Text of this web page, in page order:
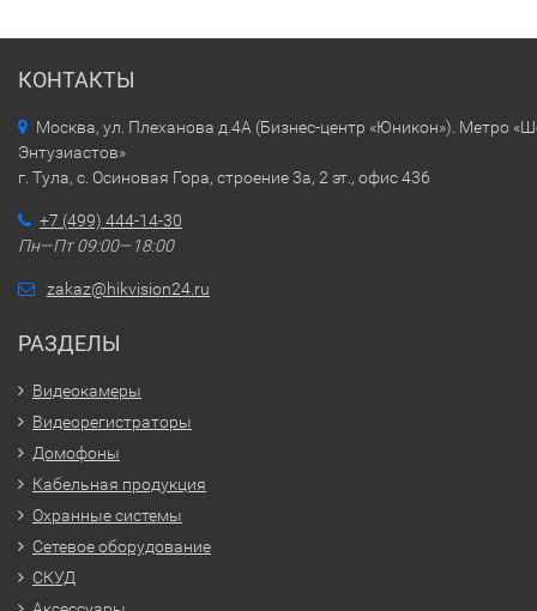
КОНТАКТЫ
Москва, ул. Плеханова д.4А (Бизнес-центр «Юникон»). Метро
Энтузиастов»
г. Тула, с. Осиновая Гора, строение 3а, 2 эт., офис 436
+7 (499) 444-14-30
Пн—Пт 09:00—18:00
zakaz@hikvision24.ru
РАЗДЕЛЫ
Видеокамеры
Видеорегистраторы
Домофоны
Кабельная продукция
Охранные системы
Сетевое оборудование
СКУД